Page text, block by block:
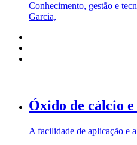
Conhecimento, gestão e
Garcia,
Óxido de cálcio
A facilidade de aplicação e